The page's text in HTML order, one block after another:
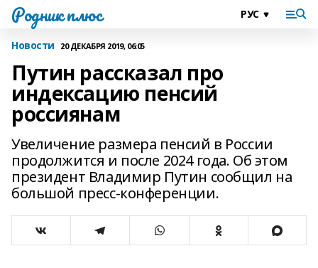
Родник плюс
Новости 20 ДЕКАБРЯ 2019, 06:05
Путин рассказал про
индексацию пенсий
россиянам
Увеличение размера пенсий в России
продолжится и после 2024 года. Об этом
президент Владимир Путин сообщил на
большой пресс-конференции.